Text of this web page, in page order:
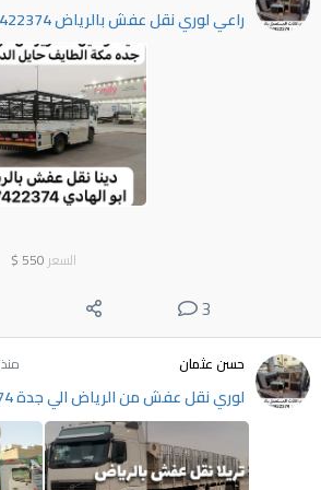
راعي لوري نقل عفش بالرياض 0537422374 بضائع
السعر 550
$
3
حسن عثمان منذ 51 دقيقة
لوري نقل عفش من الرياض الي جدة 0537422374